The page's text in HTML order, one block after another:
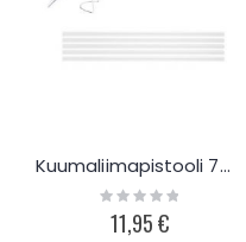
Kuumaliimapistooli 7mm + liimat
Rating:
0%
11,95 €